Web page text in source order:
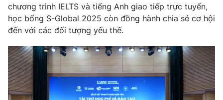
chương trình IELTS và tiếng Anh giao tiếp trực tuyến,
học bổng S-Global 2025 còn đồng hành chia sẻ cơ hội
đến với các đối tượng yếu thế.